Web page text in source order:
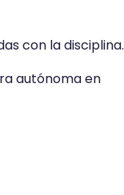
con la disciplina.
autónoma en